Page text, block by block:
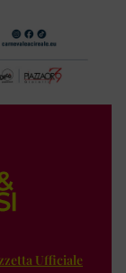
Ufficiale